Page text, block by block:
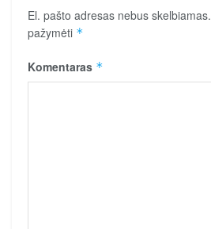
El. pašto adresas nebus skelbiamas.
pažymėti *
Komentaras *